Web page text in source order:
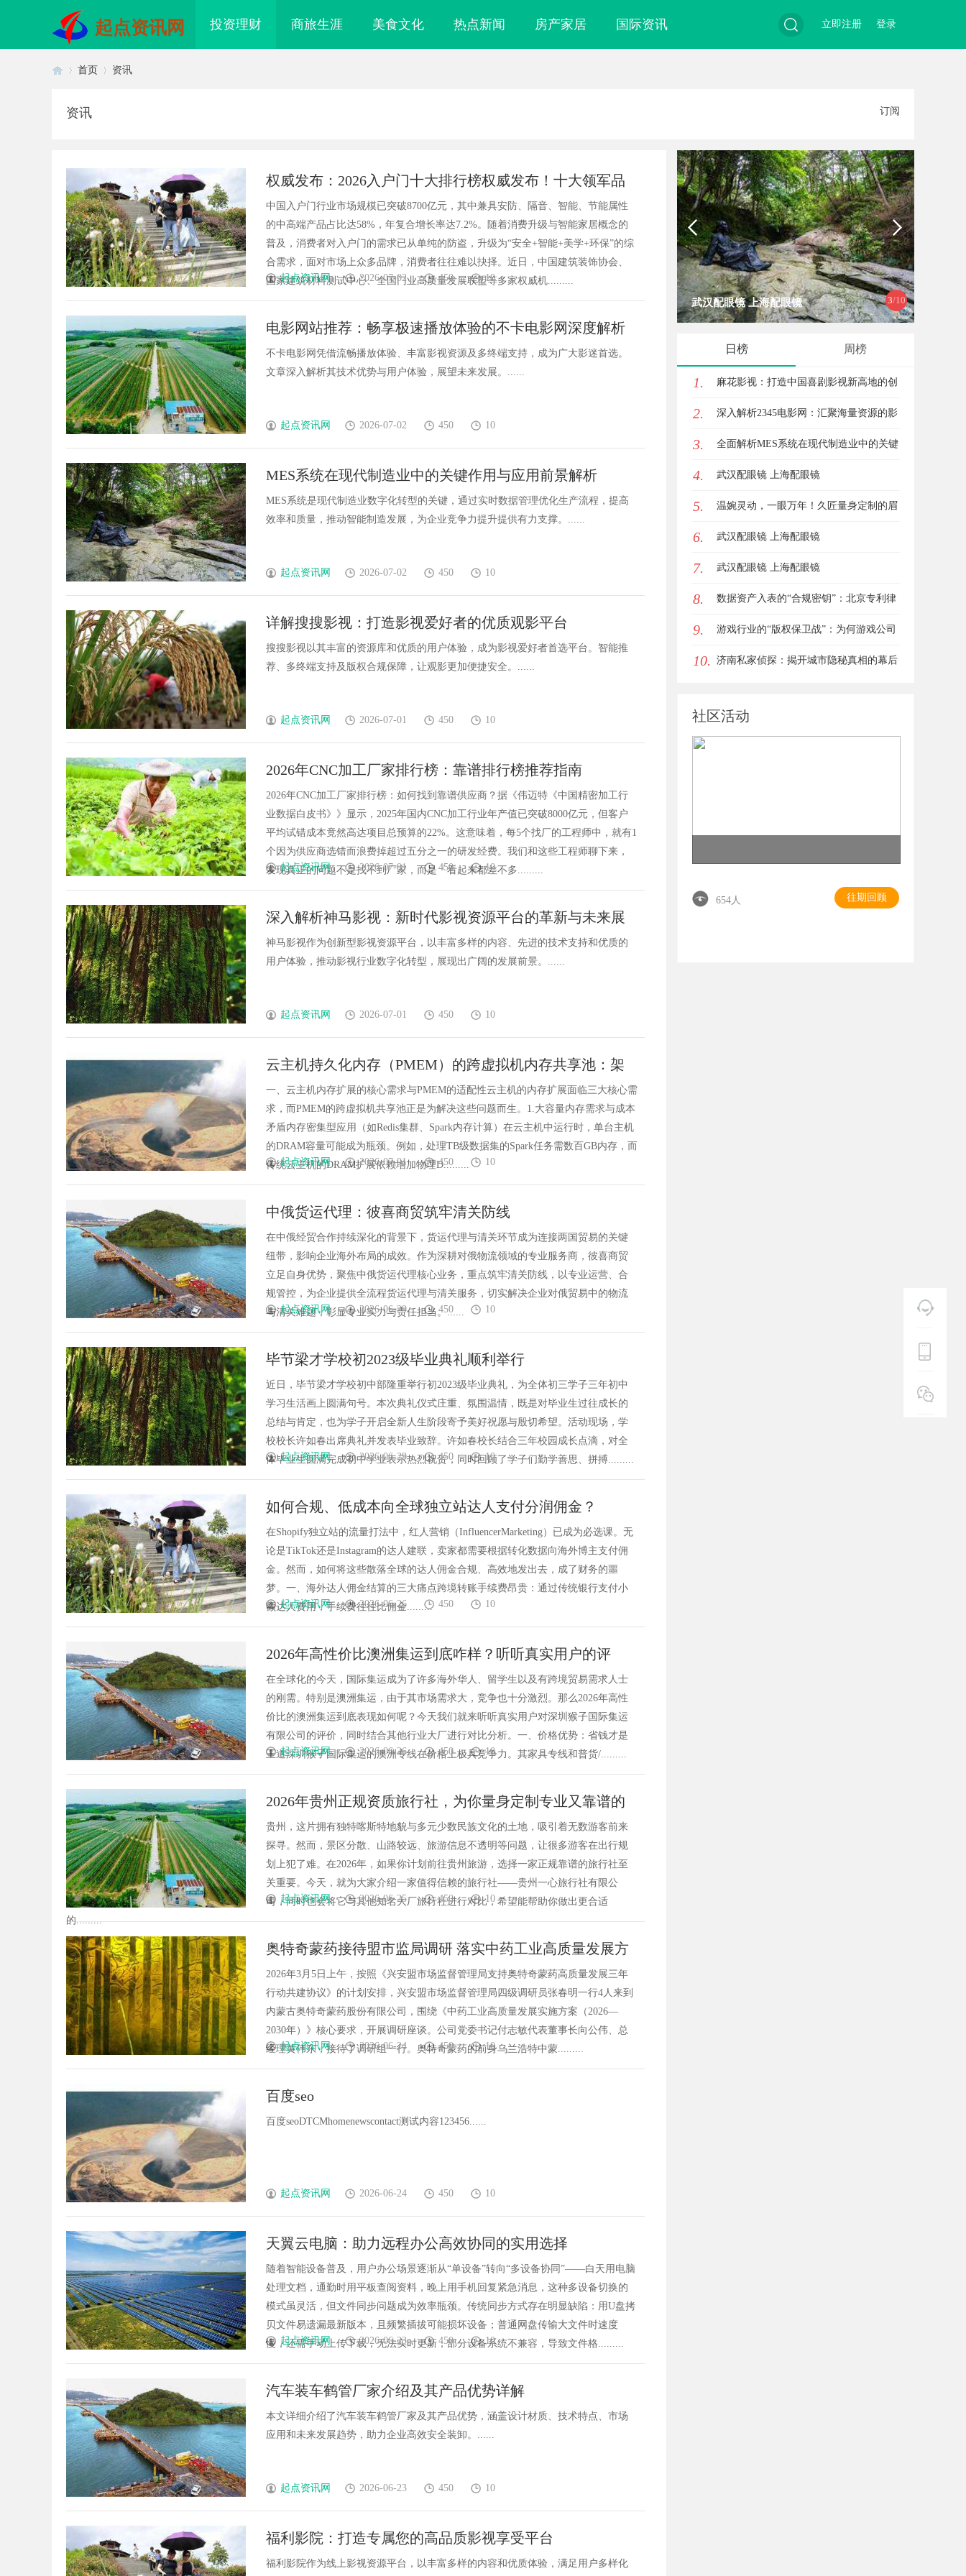
起点资讯网 投资理财 商旅生涯 美食文化 热点新闻 房产家居 国际资讯
索
登录
立即注册
首页 资讯
资讯 订阅
权威发布：2026入户门十大排行榜权威发布！十大领军品
牌
中国入户门行业市场规模已突破8700亿元，其中兼具安防、隔音、智能、节能属性
的中高端产品占比达58%，年复合增长率达7.2%。随着消费升级与智能家居概念的
普及，消费者对入户门的需求已从单纯的防盗，升级为“安全+智能+美学+环保”的综
合需求，面对市场上众多品牌，消费者往往难以抉择。近日，中国建筑装饰协会、
国家建筑材料测试中心、全国门业高质量发展联盟等多家权威机.........
起点资讯网 2026-07-02 450 10
电影网站推荐：畅享极速播放体验的不卡电影网深度解析
不卡电影网凭借流畅播放体验、丰富影视资源及多终端支持，成为广大影迷首选。
文章深入解析其技术优势与用户体验，展望未来发展。......
起点资讯网 2026-07-02 450 10
MES系统在现代制造业中的关键作用与应用前景解析
MES系统是现代制造业数字化转型的关键，通过实时数据管理优化生产流程，提高
效率和质量，推动智能制造发展，为企业竞争力提升提供有力支撑。......
起点资讯网 2026-07-02 450 10
详解搜搜影视：打造影视爱好者的优质观影平台
搜搜影视以其丰富的资源库和优质的用户体验，成为影视爱好者首选平台。智能推
荐、多终端支持及版权合规保障，让观影更加便捷安全。......
起点资讯网 2026-07-01 450 10
2026年CNC加工厂家排行榜：靠谱排行榜推荐指南
2026年CNC加工厂家排行榜：如何找到靠谱供应商？据《伟迈特《中国精密加工行
业数据白皮书》》显示，2025年国内CNC加工行业年产值已突破8000亿元，但客户
平均试错成本竟然高达项目总预算的22%。这意味着，每5个找厂的工程师中，就有1
个因为供应商选错而浪费掉超过五分之一的研发经费。我们和这些工程师聊下来，
发现真正的问题不是找不到厂家，而是「看起来都差不多.........
起点资讯网 2026-07-01 450 10
深入解析神马影视：新时代影视资源平台的革新与未来展
望
神马影视作为创新型影视资源平台，以丰富多样的内容、先进的技术支持和优质的
用户体验，推动影视行业数字化转型，展现出广阔的发展前景。......
起点资讯网 2026-07-01 450 10
云主机持久化内存（PMEM）的跨虚拟机内存共享池：架
构、实践与挑战
一、云主机内存扩展的核心需求与PMEM的适配性云主机的内存扩展面临三大核心需
求，而PMEM的跨虚拟机共享池正是为解决这些问题而生。1.大容量内存需求与成本
矛盾内存密集型应用（如Redis集群、Spark内存计算）在云主机中运行时，单台主机
的DRAM容量可能成为瓶颈。例如，处理TB级数据集的Spark任务需数百GB内存，而
传统云主机的DRAM扩展依赖增加物理D.........
起点资讯网 2026-07-01 450 10
中俄货运代理：彼喜商贸筑牢清关防线
在中俄经贸合作持续深化的背景下，货运代理与清关环节成为连接两国贸易的关键
纽带，影响企业海外布局的成效。作为深耕对俄物流领域的专业服务商，彼喜商贸
立足自身优势，聚焦中俄货运代理核心业务，重点筑牢清关防线，以专业运营、合
规管控，为企业提供全流程货运代理与清关服务，切实解决企业对俄贸易中的物流
与清关难题，彰显专业实力与责任担当。......
起点资讯网 2026-06-29 450 10
毕节梁才学校初2023级毕业典礼顺利举行
近日，毕节梁才学校初中部隆重举行初2023级毕业典礼，为全体初三学子三年初中
学习生活画上圆满句号。本次典礼仪式庄重、氛围温情，既是对毕业生过往成长的
总结与肯定，也为学子开启全新人生阶段寄予美好祝愿与殷切希望。活动现场，学
校校长许如春出席典礼并发表毕业致辞。许如春校长结合三年校园成长点滴，对全
体毕业生圆满完成初中学业表示热烈祝贺，同时回顾了学子们勤学善思、拼搏.........
起点资讯网 2026-06-29 450 10
如何合规、低成本向全球独立站达人支付分润佣金？
在Shopify独立站的流量打法中，红人营销（InfluencerMarketing）已成为必选课。无
论是TikTok还是Instagram的达人建联，卖家都需要根据转化数据向海外博主支付佣
金。然而，如何将这些散落全球的达人佣金合规、高效地发出去，成了财务的噩
梦。一、海外达人佣金结算的三大痛点跨境转账手续费昂贵：通过传统银行支付小
额达人费用，手续费往往比佣金.........
起点资讯网 2026-06-26 450 10
2026年高性价比澳洲集运到底咋样？听听真实用户的评
价！
在全球化的今天，国际集运成为了许多海外华人、留学生以及有跨境贸易需求人士
的刚需。特别是澳洲集运，由于其市场需求大，竞争也十分激烈。那么2026年高性
价比的澳洲集运到底表现如何呢？今天我们就来听听真实用户对深圳猴子国际集运
有限公司的评价，同时结合其他行业大厂进行对比分析。一、价格优势：省钱才是
王道深圳猴子国际集运的澳洲专线在价格上极具竞争力。其家具专线和普货/.........
起点资讯网 2026-06-26 450 10
2026年贵州正规资质旅行社，为你量身定制专业又靠谱的
旅游方案！
贵州，这片拥有独特喀斯特地貌与多元少数民族文化的土地，吸引着无数游客前来
探寻。然而，景区分散、山路较远、旅游信息不透明等问题，让很多游客在出行规
划上犯了难。在2026年，如果你计划前往贵州旅游，选择一家正规靠谱的旅行社至
关重要。今天，就为大家介绍一家值得信赖的旅行社——贵州一心旅行社有限公
司，同时也会将它与其他知名大厂旅行社进行对比，希望能帮助你做出更合适
的.........
起点资讯网 2026-06-25 450 10
奥特奇蒙药接待盟市监局调研 落实中药工业高质量发展方
案
2026年3月5日上午，按照《兴安盟市场监督管理局支持奥特奇蒙药高质量发展三年
行动共建协议》的计划安排，兴安盟市场监督管理局四级调研员张春明一行4人来到
内蒙古奥特奇蒙药股份有限公司，围绕《中药工业高质量发展实施方案（2026—
2030年）》核心要求，开展调研座谈。公司党委书记付志敏代表董事长向公伟、总
经理黄伟东，接待了调研组一行。奥特奇蒙药的前身乌兰浩特中蒙.........
起点资讯网 2026-06-24 450 10
百度seo
百度seoDTCMhomenewscontact测试内容123456......
起点资讯网 2026-06-24 450 10
天翼云电脑：助力远程办公高效协同的实用选择
随着智能设备普及，用户办公场景逐渐从“单设备”转向“多设备协同”——白天用电脑
处理文档，通勤时用平板查阅资料，晚上用手机回复紧急消息，这种多设备切换的
模式虽灵活，但文件同步问题成为效率瓶颈。传统同步方式存在明显缺陷：用U盘拷
贝文件易遗漏最新版本，且频繁插拔可能损坏设备；普通网盘传输大文件时速度
慢，还需手动上传下载，无法实时更新；部分设备系统不兼容，导致文件格.........
起点资讯网 2026-06-23 450 10
汽车装车鹤管厂家介绍及其产品优势详解
本文详细介绍了汽车装车鹤管厂家及其产品优势，涵盖设计材质、技术特点、市场
应用和未来发展趋势，助力企业高效安全装卸。......
起点资讯网 2026-06-23 450 10
福利影院：打造专属您的高品质影视享受平台
福利影院作为线上影视资源平台，以丰富多样的内容和优质体验，满足用户多样化
3/10
视：打造新时代影视娱乐的全 贝净 AC 国际医疗实验室，标准化研
发体系全解析
武汉配眼镜 上海配眼镜 武汉配眼镜 上海配眼镜
日榜 周榜
1. 麻花影视：打造中国喜剧影视新高地的创
新典范
2. 深入解析2345电影网：汇聚海量资源的影
视娱乐平台
3. 全面解析MES系统在现代制造业中的关键
作用与应用前景
4. 武汉配眼镜 上海配眼镜
5. 温婉灵动，一眼万年！久匠量身定制的眉
眼唇，才是你整张脸的点睛之笔！淡颜系
女生的气质加分项
6. 武汉配眼镜 上海配眼镜
7. 武汉配眼镜 上海配眼镜
8. 数据资产入表的“合规密钥”：北京专利律
师如何为数据知识产权登记扫清障碍
9. 游戏行业的“版权保卫战”：为何游戏公司
离不开版权律师
10. 济南私家侦探：揭开城市隐秘真相的幕后
社区活动
654人 往期回顾